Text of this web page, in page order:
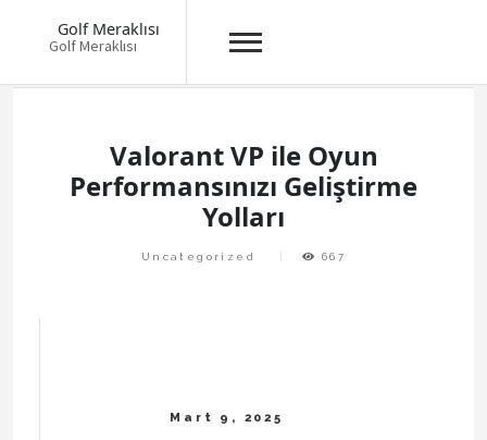
Golf Meraklısı
Golf Meraklısı
Valorant VP ile Oyun
Performansınızı Geliştirme
Yolları
Uncategorized 667